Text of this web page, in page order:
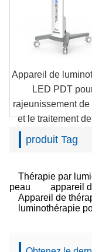
Appareil de
LED PDT
rajeunissement de
et le traitement
KN-7000A
produit Tag
Thérapie par
peau
appareil
Appareil de
luminothérapie